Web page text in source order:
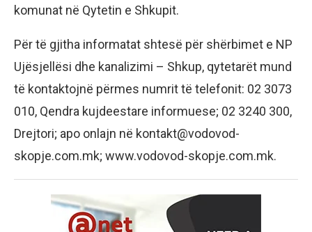
komunat në Qytetin e Shkupit.
Për të gjitha informatat shtesë për shërbimet e NP
Ujësjellësi dhe kanalizimi – Shkup, qytetarët mund
të kontaktojnë përmes numrit të telefonit: 02 3073
010, Qendra kujdeestare informuese; 02 3240 300,
Drejtori; apo onlajn në kontakt@vodovod-
skopje.com.mk; www.vodovod-skopje.com.mk.